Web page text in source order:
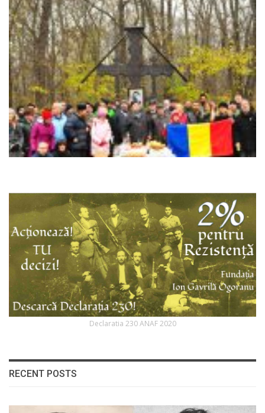
Declaratia 230 ANAF 2020
RECENT POSTS